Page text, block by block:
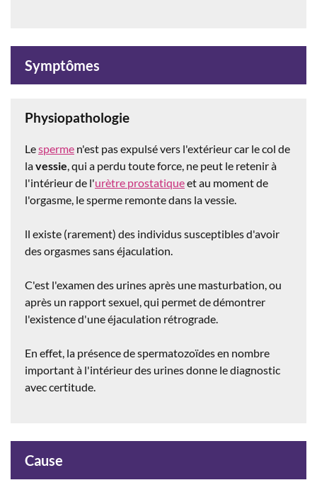
Symptômes
Physiopathologie
Lesperme n'est pas expulsé vers l'extérieur car le col de
lavessie, qui a perdu toute force, ne peut le retenir à
l'intérieur de l'urètre prostatiqueet au moment de
l'orgasme, le sperme remonte dans la vessie.
ll existe (rarement) des individus susceptibles d'avoir
des orgasmes sans éjaculation.
C'est l'examen des urines après une masturbation, ou
après un rapport sexuel, qui permet de démontrer
l'existence d'une éjaculation rétrograde.
En effet, la présence de spermatozoïdes en nombre
important à l'intérieur des urines donne le diagnostic
avec certitude.
Cause